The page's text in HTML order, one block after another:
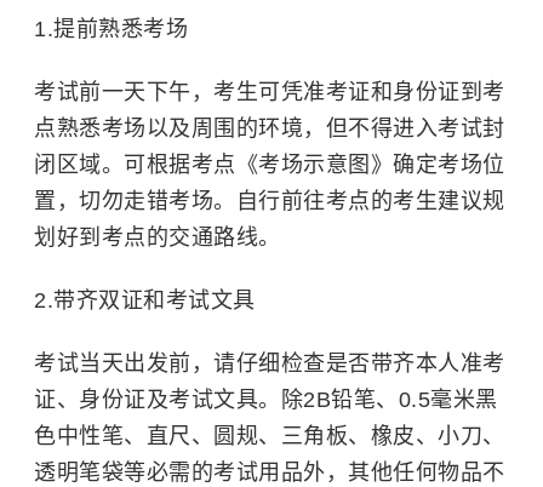
1.提前熟悉考场
考试前一天下午，考生可凭准考证和身份证到考
点熟悉考场以及周围的环境，但不得进入考试封
闭区域。可根据考点《考场示意图》确定考场位
置，切勿走错考场。自行前往考点的考生建议规
划好到考点的交通路线。
2.带齐双证和考试文具
考试当天出发前，请仔细检查是否带齐本人准考
证、身份证及考试文具。除2B铅笔、0.5毫米黑
色中性笔、直尺、圆规、三角板、橡皮、小刀、
透明笔袋等必需的考试用品外，其他任何物品不